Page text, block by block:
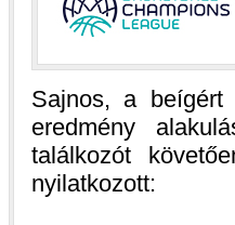
Sajnos, a
eredmény
találkozót
nyilatkozott: